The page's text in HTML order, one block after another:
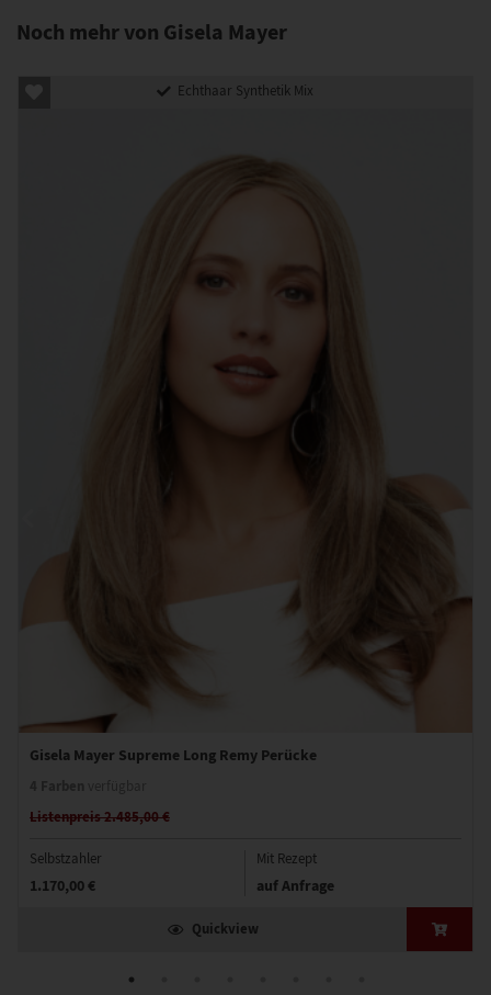
Noch mehr von Gisela Mayer
Echthaar Synthetik Mix
Gisela Mayer Supreme Long Remy Perücke
Listenpreis 2.485,00 €
Selbstzahler
1.170,00 €
Mit Rezept
auf Anfrage
Quickview